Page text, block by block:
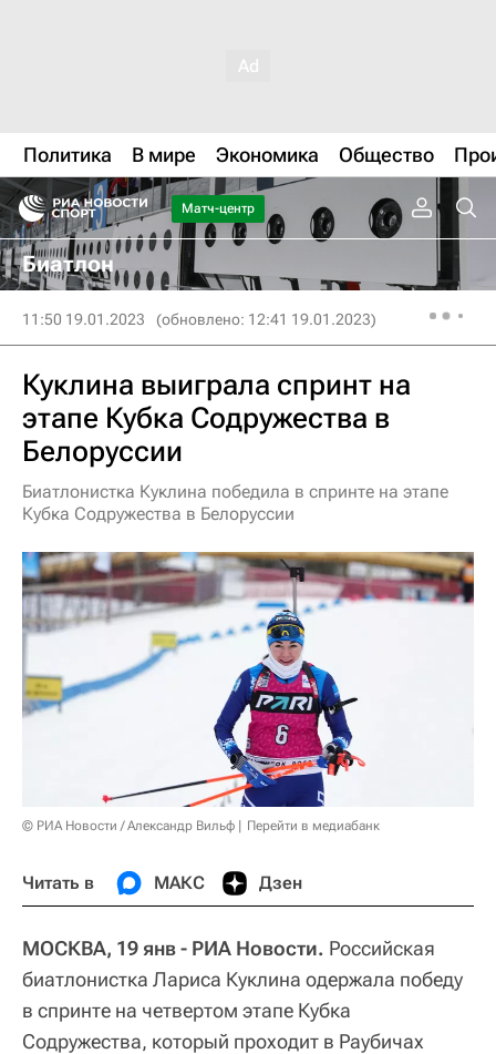
Политика В мире Экономика Общество
Матч-центр
Биатлон
11:50 19.01.2023 (обновлено: 12:41 19.01.2023)
Куклина выиграла спринт на
этапе Кубка Содружества в
Белоруссии
Биатлонистка Куклина победила в спринте на этапе
Кубка Содружества в Белоруссии
© РИА Новости / Александр Вильф Перейти в медиабанк
Читать в МАКС Дзен
МОСКВА, 19 янв - РИА Новости. Российская
биатлонистка Лариса Куклина одержала победу
в спринте на четвертом этапе Кубка
Содружества, который проходит в Раубичах